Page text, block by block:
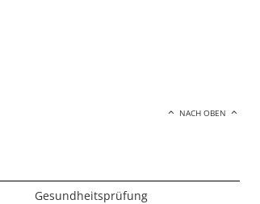
NACH OBEN
Gesundheitsprüfung